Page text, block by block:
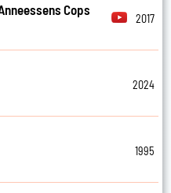
Cops
2017
2024
1995